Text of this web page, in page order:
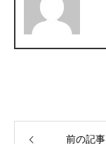
前の記事